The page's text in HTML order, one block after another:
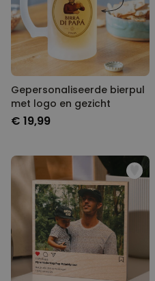
Gepersonaliseerde bierpul
met logo en gezicht
€ 19,99